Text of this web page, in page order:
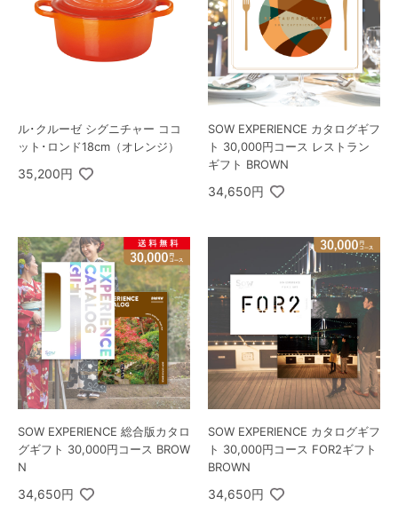
ル･クルーゼ シグニチャー ココ
ット･ロンド18cm（オレンジ）
35,200円
SOW EXPERIENCE カタログギフ
ト 30,000円コース レストラン
ギフト BROWN
34,650円
SOW EXPERIENCE 総合版カタロ
グギフト 30,000円コース BROW
N
34,650円
SOW EXPERIENCE カタログギフ
ト 30,000円コース FOR2ギフト
BROWN
34,650円